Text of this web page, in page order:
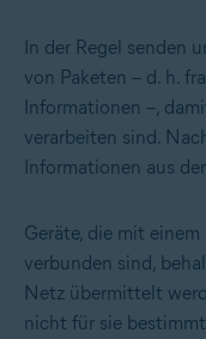
In der Regel senden
von Paketen – d. h.
Informationen –,
verarbeiten sind.
Informationen aus
Geräte, die mit
verbunden sind,
Netz übermittelt
nicht für sie